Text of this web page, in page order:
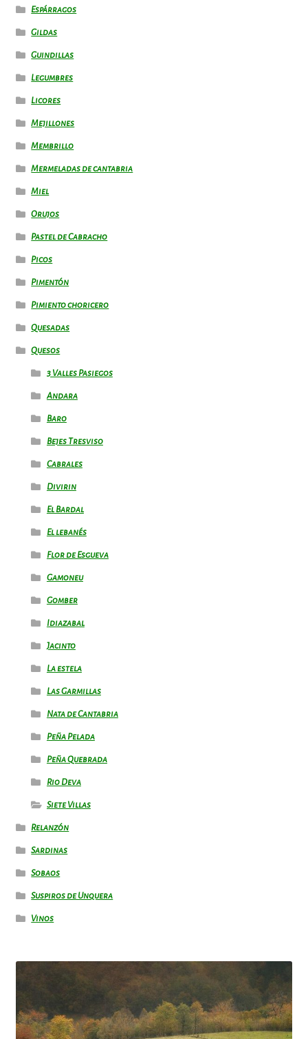
Espárragos
Gildas
Guindillas
Legumbres
Licores
Mejillones
Membrillo
Mermeladas de cantabria
Miel
Orujos
Pastel de Cabracho
Picos
Pimentón
Pimiento choricero
Quesadas
Quesos
3 Valles Pasiegos
Andara
Baro
Bejes Tresviso
Cabrales
Divirin
El Bardal
El lebanés
Flor de Esgueva
Gamoneu
Gomber
Idiazabal
Jacinto
La estela
Las Garmillas
Nata de Cantabria
Peña Pelada
Peña Quebrada
Rio Deva
Siete Villas
Relanzón
Sardinas
Sobaos
Suspiros de Unquera
Vinos